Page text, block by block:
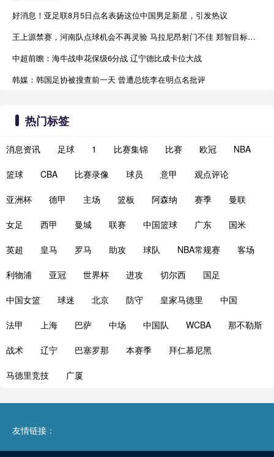
好消息！亚足联8月5日点名表扬这位中国男足新星，引发热议
王上源禁赛，河南队点球机会不再灵验 马拉尼昂射门不佳 郑智目标亚冠资格
中超前瞻：海牛战申花保级6分战 辽宁德比成卡位大战
韩媒：韩国足协被搜查前一天 曾遭总统李在明点名批评
热门标签
消息资讯 足球 1 比赛集锦 比赛 欧冠 NBA
篮球 CBA 比赛录像 球员 意甲 观点评论
亚洲杯 德甲 主场 篮板 阿森纳 赛季 曼联
女足 西甲 曼城 联赛 中国篮球 广东 国米
英超 皇马 罗马 助攻 球队 NBA常规赛 客场
利物浦 亚冠 世界杯 进攻 切尔西 国足
中国女篮 球迷 北京 防守 皇家马德里 中国
法甲 上海 巴萨 中场 中国队 WCBA 那不勒斯
战术 辽宁 巴塞罗那 本赛季 拜仁慕尼黑
马德里竞技 广厦
友情链接：